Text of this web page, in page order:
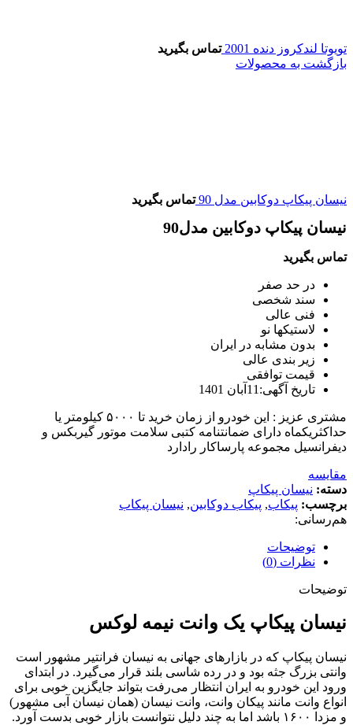
تویوتا لندکروز دنده 2001
تماس بگیرید
بازگشت به محصولات
نیسان پیکاپ دوکابین مدل 90 تماس بگیرید
نیسان پیکاپ دوکابین مدل90
تماس بگیرید
در حد صفر
سند شخصی
فنی عالی
لاستیکها نو
بدون مشابه در ایران
زیر بندی عالی
قیمت توافقی
تاریخ آگهی:11آبان 1401
مشتری عزیز : این خودرو از زمان خرید تا ۵۰۰۰ کیلومتر یا
حداکثریکماه دارای ضمانتنامه کتبی سلامت موتور گیربکس و
دیفرانسیل مجموعه پارساکار رادارد
مقایسه
دسته: نیسان پیکاپ
برچسب: پیکاب, پیکاب دوکابین, نیسان پیکاب
هم‌رسانی:
توضیحات
نظرات (0)
توضیحات
نیسان پیکاپ یک وانت نیمه لوکس
نیسان پیکاپ که در بازارهای جهانی به نیسان فرانتیر مشهور است
وانتی بزرگ جثه بود و در رده شاسی بلند قرار می‌گیرد. در ابتدای
ورود این خودرو به ایران انتظار می‌رفت بتواند جایگزین خوبی برای
انواع وانت مانند پیکان وانت، وانت نیسان (همان نیسان آبی مشهور)
و مزدا ۱۶۰۰ باشد اما به چند دلیل نتوانست بازار خوبی بدست آورد.